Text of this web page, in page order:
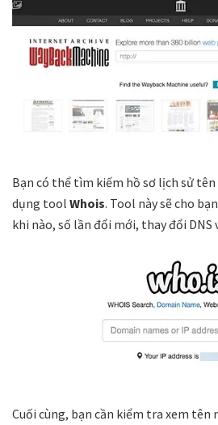
Bạn có thể tìm kiếm hồ sơ lịch sử
dụng tool Whois. Tool này sẽ cho
khi nào, số lần đổi mới, thay đổi DNS
Cuối cùng, bạn cần kiểm tra xem tên